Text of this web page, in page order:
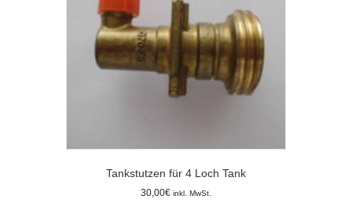
Tankstutzen für 4 Loch Tank
30,00€ inkl. MwSt.